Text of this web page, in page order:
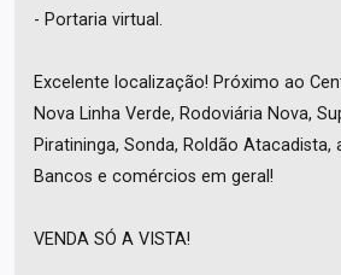
- Portaria virtual.
Excelente localização! Próximo ao
Nova Linha Verde, Rodoviária Nova,
Piratininga, Sonda, Roldão Atacadista,
Bancos e comércios em geral!
VENDA SÓ A VISTA!